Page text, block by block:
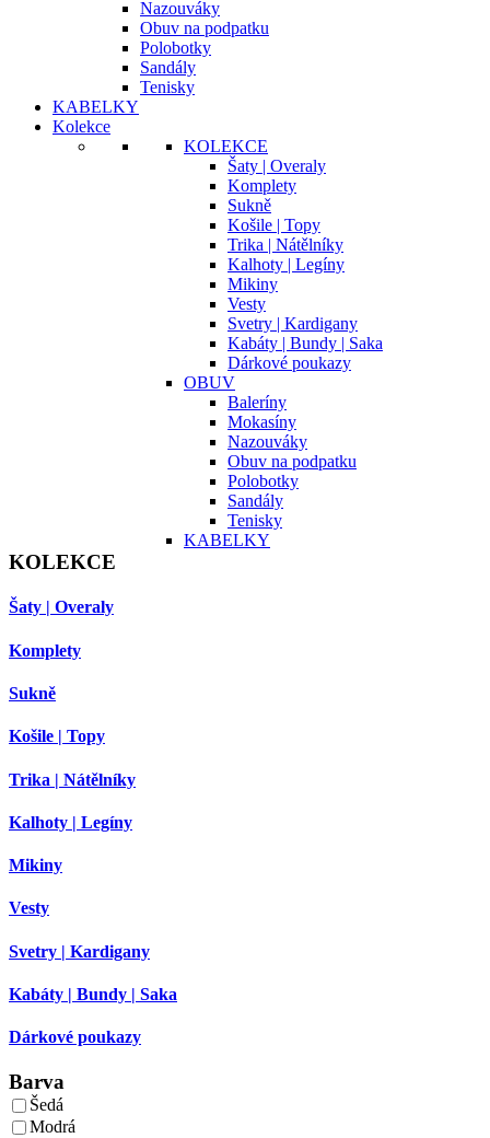
Nazouváky
Obuv na podpatku
Polobotky
Sandály
Tenisky
KABELKY
Kolekce
KOLEKCE
Šaty | Overaly
Komplety
Sukně
Košile | Topy
Trika | Nátělníky
Kalhoty | Legíny
Mikiny
Vesty
Svetry | Kardigany
Kabáty | Bundy | Saka
Dárkové poukazy
OBUV
Baleríny
Mokasíny
Nazouváky
Obuv na podpatku
Polobotky
Sandály
Tenisky
KABELKY
KOLEKCE
Šaty | Overaly
Komplety
Sukně
Košile | Topy
Trika | Nátělníky
Kalhoty | Legíny
Mikiny
Vesty
Svetry | Kardigany
Kabáty | Bundy | Saka
Dárkové poukazy
Barva
Šedá
Modrá